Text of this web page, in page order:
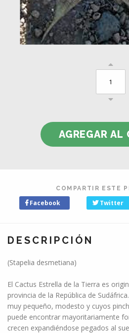
COMPARTIR ESTE
Facebook Twitter
DESCRIPCIÓN
(Stapelia desmetiana)
El Cactus Estrella de la Tierra es
provincia de la República de
muy pequeño, modesto y cuyos
puede encontrar mayoritariamente
crecen expandiéndose pegados al